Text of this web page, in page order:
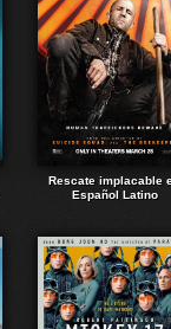
Rescate implacable
Español Latino